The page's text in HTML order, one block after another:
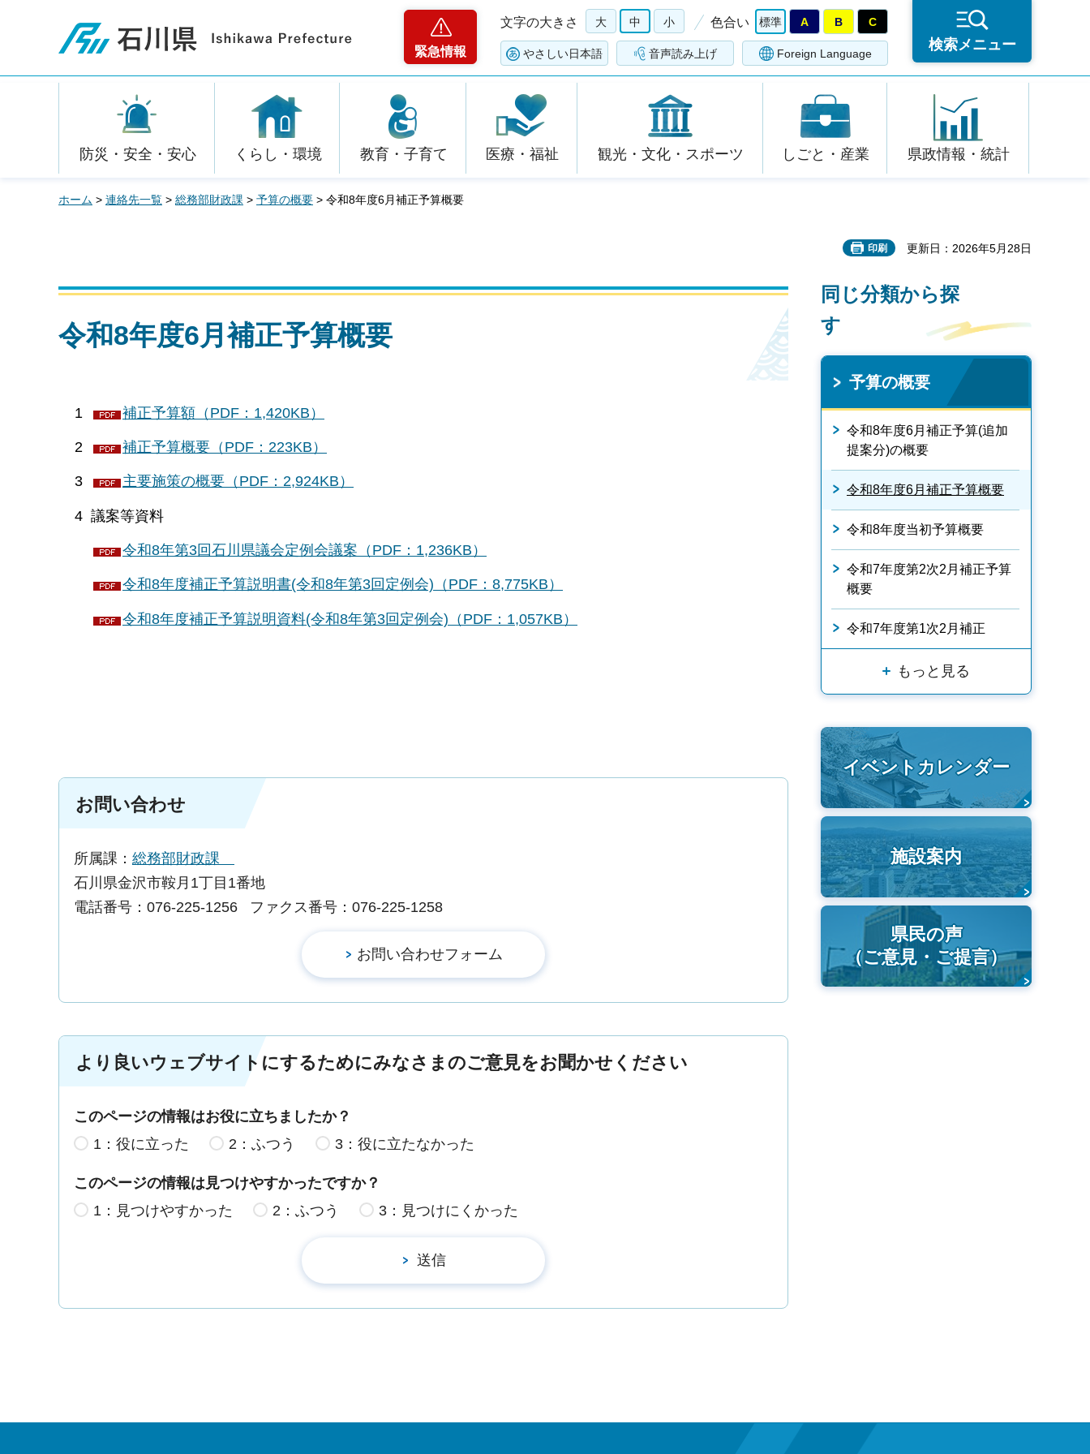
石川県
緊急情報
文字の大きさ 大 中 小 色合い 標準 A B C
やさしい日本語 音声読み上げ Foreign Language
検索メニュー
防災・安全・安心 くらし・環境 教育・子育て 医療・福祉 観光・文化・スポーツ しごと・産業 県政情報・統計
ホーム > 連絡先一覧 > 総務部財政課 > 予算の概要 > 令和8年度6月補正予算概要
印刷 更新日：2026年5月28日
令和8年度6月補正予算概要
1 補正予算額（PDF：1,420KB）
2 補正予算概要（PDF：223KB）
3 主要施策の概要（PDF：2,924KB）
4 議案等資料
令和8年第3回石川県議会定例会議案（PDF：1,236KB）
令和8年度補正予算説明書(令和8年第3回定例会)（PDF：8,775KB）
令和8年度補正予算説明資料(令和8年第3回定例会)（PDF：1,057KB）
お問い合わせ
所属課： 総務部財政課
石川県金沢市鞍月1丁目1番地
電話番号：076-225-1256
ファクス番号：076-225-1258
より良いウェブサイトにするためにみなさまのご意見をお聞かせください
このページの情報はお役に立ちましたか？
1：役に立った
2：ふつう 3：役に立たなかった
このページの情報は見つけやすかったですか？
1：見つけやすかった
2：ふつう 3：見つけにくかった
同じ分類から探
す
予算の概要
令和8年度6月補正予算(追加
提案分)の概要
令和8年度6月補正予算概要
令和8年度当初予算概要
令和7年度第2次2月補正予算
概要
令和7年度第1次2月補正
もっと見る
イベントカレンダー
施設案内
県民の声
（ご意見・ご提言）